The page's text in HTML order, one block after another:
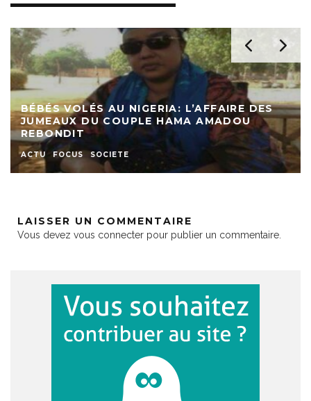
BÉBÉS VOLÉS AU NIGERIA: L’AFFAIRE DES
JUMEAUX DU COUPLE HAMA AMADOU
REBONDIT
ACTU FOCUS SOCIETE
LAISSER UN COMMENTAIRE
Vous devez vous connecter pour publier un commentaire.